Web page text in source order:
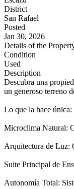
District
San Rafael
Posted
Jan 30, 2026
Details of the
Condition
Used
Description
Descubra una
un generoso terreno
Lo que la hace única:
Microclima Natural:
Arquitectura de Luz:
Suite Principal de
Autonomía Total: